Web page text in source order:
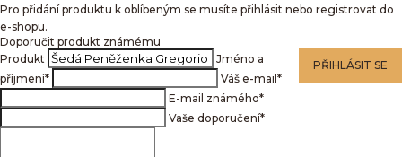
Pro přidání produktu k oblíbeným se musíte přihlásit nebo registrovat do
e-shopu.
PŘIHLÁSIT SE
Doporučit produkt známému
Produkt
Jméno a
příjmení* Váš e-mail *
E-mail známého*
Vaše doporučení*